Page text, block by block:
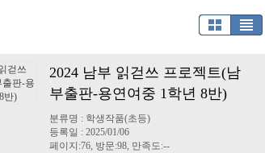
2024 남부 읽걷쓰 프로젝트(남
부출판-용연여중 1학년 8반)
분류명 : 학생작품(초등)
등록일 : 2025/01/06
페이지:76, 방문:98, 만족도:--